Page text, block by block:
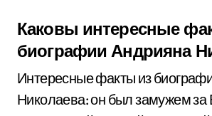
Каковы интересные
биографии Андрияна
Интересные факты из
Николаева: он был замужем за